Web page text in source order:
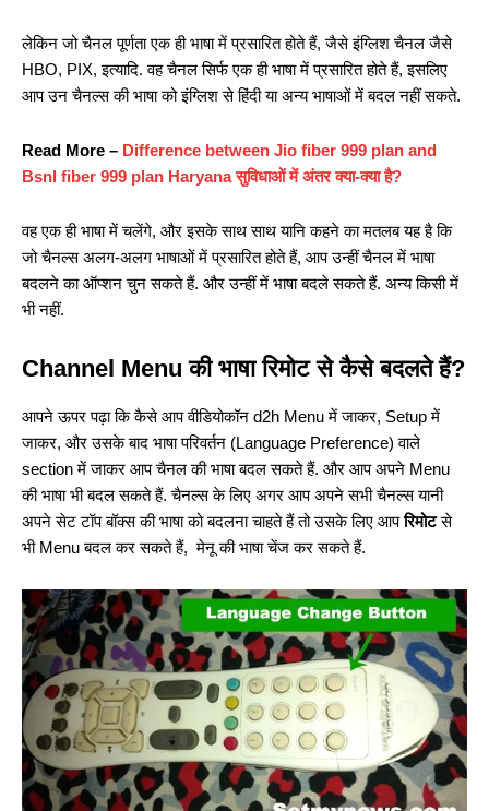
लेकिन जो चैनल पूर्णता एक ही भाषा में प्रसारित होते हैं, जैसे इंग्लिश चैनल जैसे
HBO, PIX, इत्यादि. वह चैनल सिर्फ एक ही भाषा में प्रसारित होते हैं, इसलिए
आप उन चैनल्स की भाषा को इंग्लिश से हिंदी या अन्य भाषाओं में बदल नहीं सकते.
Read More – Difference between Jio fiber 999 plan and
Bsnl fiber 999 plan Haryana सुविधाओं में अंतर क्या-क्या है?
वह एक ही भाषा में चलेंगे, और इसके साथ साथ यानि कहने का मतलब यह है कि
जो चैनल्स अलग-अलग भाषाओं में प्रसारित होते हैं, आप उन्हीं चैनल में भाषा
बदलने का ऑप्शन चुन सकते हैं. और उन्हीं में भाषा बदले सकते हैं. अन्य किसी में
भी नहीं.
Channel Menu की भाषा रिमोट से कैसे बदलते हैं?
आपने ऊपर पढ़ा कि कैसे आप वीडियोकॉन d2h Menu में जाकर, Setup में
जाकर, और उसके बाद भाषा परिवर्तन (Language Preference) वाले
section में जाकर आप चैनल की भाषा बदल सकते हैं. और आप अपने Menu
की भाषा भी बदल सकते हैं. चैनल्स के लिए अगर आप अपने सभी चैनल्स यानी
अपने सेट टॉप बॉक्स की भाषा को बदलना चाहते हैं तो उसके लिए आपरिमोटसे
भी Menu बदल कर सकते हैं, मेनू की भाषा चेंज कर सकते हैं.